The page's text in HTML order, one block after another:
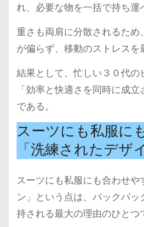
れ、必要な物を一括で持ち運
重さも両肩に分散されるた
が偏らず、移動のストレスを
結果として、忙しい３０代の
「効率と快適さを同時に成
である。
スーツにも私服に
「洗練されたデザ
スーツにも私服にも合わせや
ン」という点は、バックパ
持される最大の理由のひとつ